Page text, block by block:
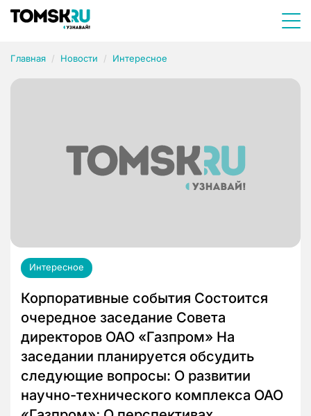
Главная Новости Интересное
Интересное
Корпоративные события Состоится
очередное заседание Совета
директоров ОАО «Газпром» На
заседании планируется обсудить
следующие вопросы: О развитии
научно-технического комплекса ОАО